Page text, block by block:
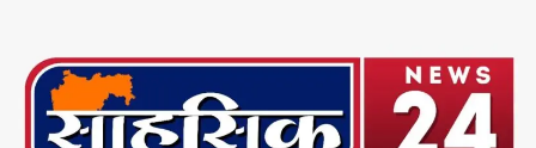
content